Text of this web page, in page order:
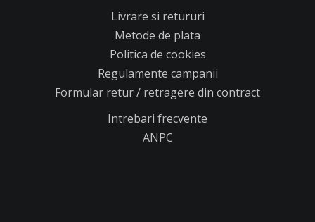
Livrare si retururi
Metode de plata
Politica de cookies
Regulamente campanii
Formular retur / retragere din contract
Intrebari frecvente
ANPC